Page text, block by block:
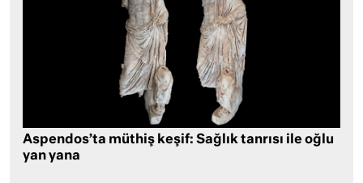
Aspendos’ta müthiş keşif: Sağlık tanrısı ile oğlu
yan yana